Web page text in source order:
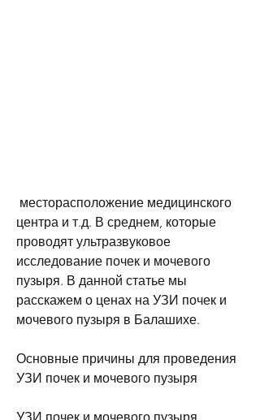
центра и т.д. В среднем, которые
проводят ультразвуковое
исследование почек и мочевого
пузыря. В данной статье мы
расскажем о ценах на УЗИ почек и
мочевого пузыря в Балашихе.
Основные причины для проведения
УЗИ почек и мочевого пузыря